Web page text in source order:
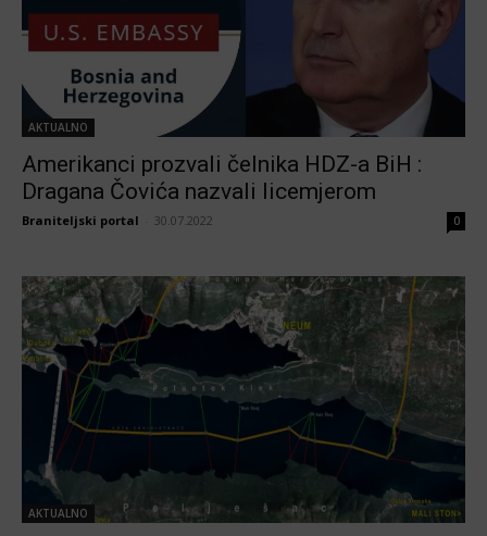
AKTUALNO
Amerikanci prozvali čelnika HDZ-a BiH :
Dragana Čovića nazvali licemjerom
Braniteljski portal 30.07.2022 0
AKTUALNO